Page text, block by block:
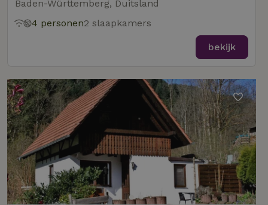
Baden-Württemberg, Duitsland
4 personen2 slaapkamers
bekijk